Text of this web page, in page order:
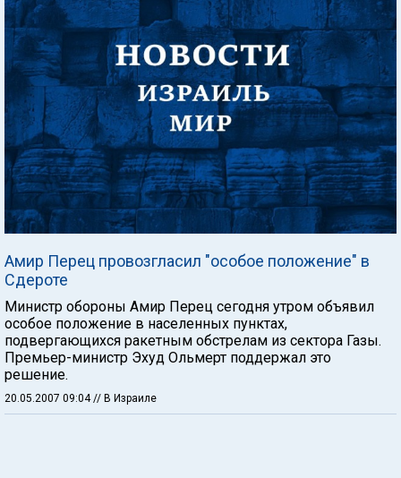
Амир Перец провозгласил "особое положение" в
Сдероте
Министр обороны Амир Перец сегодня утром объявил
особое положение в населенных пунктах,
подвергающихся ракетным обстрелам из сектора Газы.
Премьер-министр Эхуд Ольмерт поддержал это
решение.
20.05.2007 09:04 // В Израиле